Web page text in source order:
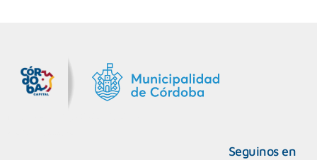
Seguinos en